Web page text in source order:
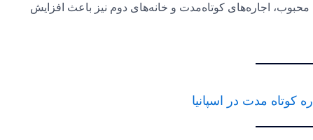
اجاره‌های کوتاه‌مدت و خانه‌های دوم نیز باعث افزایش